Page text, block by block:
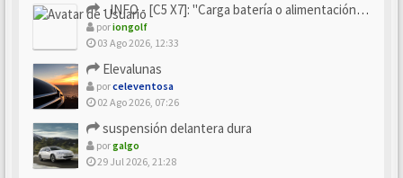
- INFO - [C5 X7]: "Carga batería o alimentación eléctri...
poriongolf
03 Ago 2026, 12:33
Elevalunas
porceleventosa
02 Ago 2026, 07:26
suspensión delantera dura
porgalgo
29 Jul 2026, 21:28